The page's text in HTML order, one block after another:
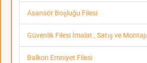
Asansör Boşluğu Filesi
Güvenlik Filesi İmalat , Satış ve Montajı
Balkon Emniyet Filesi